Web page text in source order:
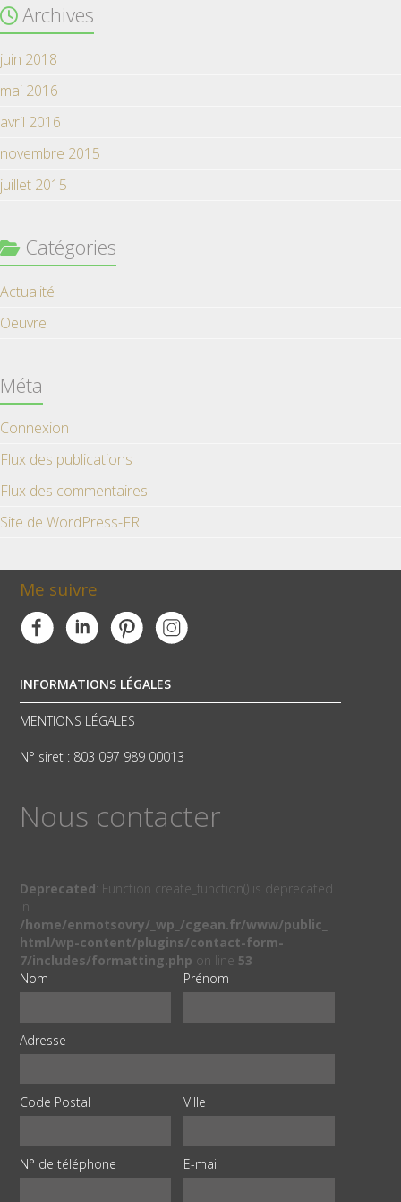
Archives
juin 2018
mai 2016
avril 2016
novembre 2015
juillet 2015
Catégories
Actualité
Oeuvre
Méta
Connexion
Flux des publications
Flux des commentaires
Site de WordPress-FR
Me suivre
INFORMATIONS LÉGALES
MENTIONS LÉGALES
N° siret : 803 097 989 00013
Nous contacter
Deprecated: Function create_function() is deprecated
in
/home/enmotsovry/_wp_/cgean.fr/www/public_
html/wp-content/plugins/contact-form-
7/includes/formatting.php on line 53
Nom
Prénom
Adresse
Code Postal Ville
N° de téléphone E-mail